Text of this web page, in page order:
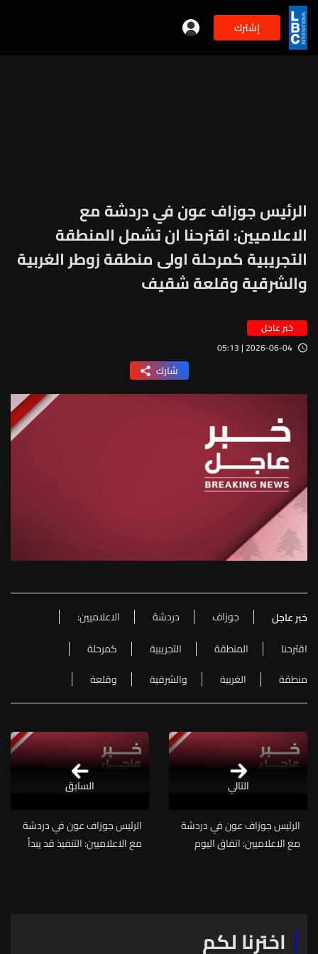
إشترك
الرئيس جوزاف عون في دردشة مع
الاعلاميين: اقترحنا ان تشمل المنطقة
التجريبية كمرحلة اولى منطقة زوطر الغربية
والشرقية وقلعة شقيف
خبر عاجل
2026-06-04 | 05:13
شارك
خبر عاجل جوزاف دردشة
الاعلاميين:
اقترحنا
المنطقة التجريبية
كمرحلة
منطقة
الغربية والشرقية وقلعة
التالي
الرئيس جوزاف عون في دردشة
مع الاعلاميين: اتفاق اليوم
الرئيس جوزاف عون في دردشة
مع الاعلاميين: التنفيذ قد يبدأ
السابق
اخترنا لكم